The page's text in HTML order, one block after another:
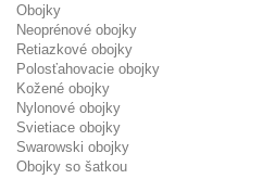
Obojky
Neoprénové obojky
Retiazkové obojky
Polosťahovacie obojky
Kožené obojky
Nylonové obojky
Svietiace obojky
Swarowski obojky
Obojky so šatkou